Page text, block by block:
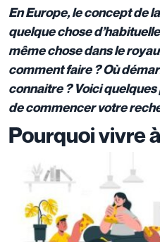
En Europe, le concept de
quelque chose
même chose dans le
comment faire ? Où
connaitre ? Voici
de commencer votre
Pourquoi vivre